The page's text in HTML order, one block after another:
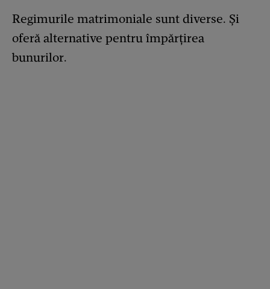
Regimurile matrimoniale sunt diverse. Și
oferă alternative pentru împărțirea
bunurilor.